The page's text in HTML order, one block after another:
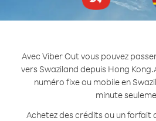
Avec Viber Out vous pouvez
vers Swaziland depuis Hong Kong.
numéro fixe ou mobile en
minute
Achetez des crédits ou un forfait